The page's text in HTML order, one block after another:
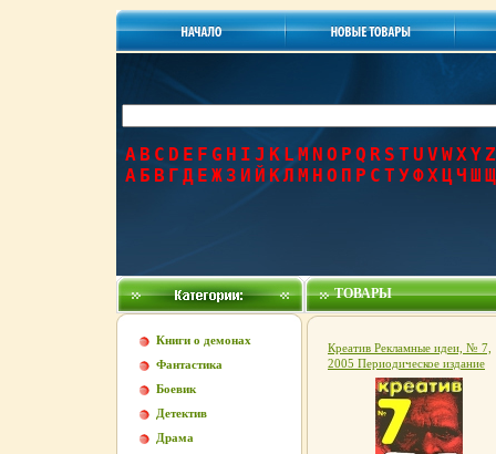
A B C D E F G H I J K L M N O P Q R S T U V WXYZ
А Б В Г Д Е Ж З И Й КЛ М Н О П Р С Т УФХЦЧ Ш Щ
Книги о демонах
Фантастика
Боевик
Детектив
Драма
ТОВАРЫ
Креатив Рекламные идеи, № 7,
2005 Периодическое издание
Издательство: Файн-пресс,
Мягкая обложка, 216 стр инфо